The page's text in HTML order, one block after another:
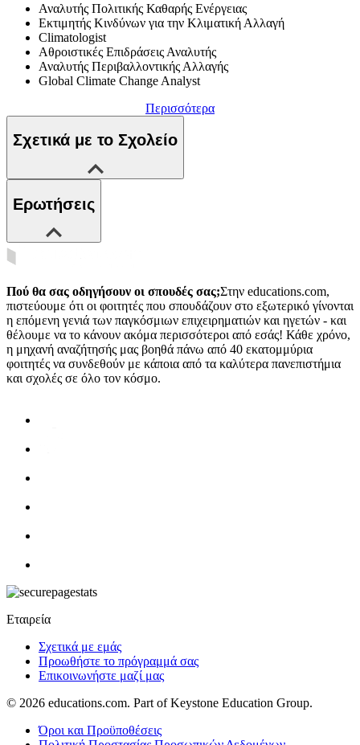
Αναλυτής Πολιτικής Καθαρής Ενέργειας
Εκτιμητής Κινδύνων για την Κλιματική Αλλαγή
Climatologist
Αθροιστικές Επιδράσεις Αναλυτής
Αναλυτής Περιβαλλοντικής Αλλαγής
Global Climate Change Analyst
Περισσότερα
Σχετικά με το Σχολείο
Ερωτήσεις
Πού θα σας οδηγήσουν οι σπουδές σας;Στην educations.com,
πιστεύουμε ότι οι φοιτητές που σπουδάζουν στο εξωτερικό γίνονται
η επόμενη γενιά των παγκόσμιων επιχειρηματιών και ηγετών - και
θέλουμε να το κάνουν ακόμα περισσότεροι από εσάς! Κάθε χρόνο,
η μηχανή αναζήτησής μας βοηθά πάνω από 40 εκατομμύρια
φοιτητές να συνδεθούν με κάποια από τα καλύτερα πανεπιστήμια
και σχολές σε όλο τον κόσμο.
Εταιρεία
Σχετικά με εμάς
Προωθήστε το πρόγραμμά σας
Επικοινωνήστε μαζί μας
© 2026 educations.com. Part of Keystone Education Group.
Όροι και Προϋποθέσεις